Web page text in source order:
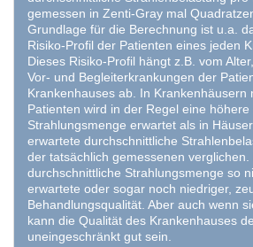
gemessen in Zenti-Gray mal
Grundlage für die Berechnung ist u.a.
Risiko-Profil der Patienten eines jeden
Dieses Risiko-Profil hängt z.B. vom
Vor- und Begleiterkrankungen der
Krankenhauses ab. In Krankenhäusern
Patienten wird in der Regel eine
Strahlungsmenge erwartet als in
erwartete durchschnittliche
der tatsächlich gemessenen
durchschnittliche Strahlungsmenge so
erwartete oder sogar noch niedriger,
Behandlungsqualität. Aber auch wenn
kann die Qualität des Krankenhauses
uneingeschränkt gut sein.